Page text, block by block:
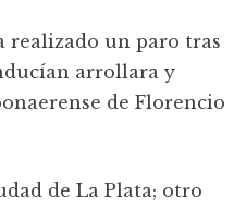
realizado un paro tras
arrollara y
de Florencio
de La Plata; otro